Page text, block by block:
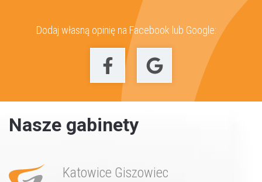
Dodaj własną opinię na Facebook lub Google:
Nasze gabinety
Katowice Giszowiec